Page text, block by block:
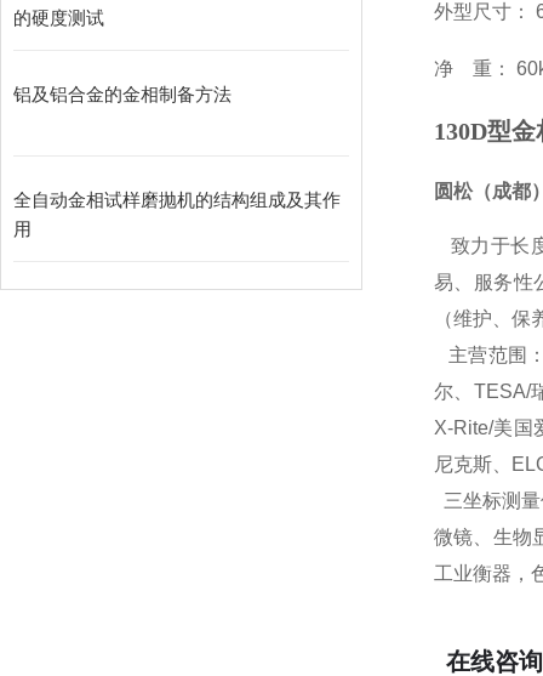
的硬度测试
铝及铝合金的金相制备方法
全自动金相试样磨抛机的结构组成及其作
用
外型尺寸：
净 重：
130D型
圆松（成都
致力于长
易、服务性
（维护、
主营范围
尔、TESA/
X-Rite/美国
尼克斯、
三坐标测
微镜、生物
工业衡器，
在线咨询